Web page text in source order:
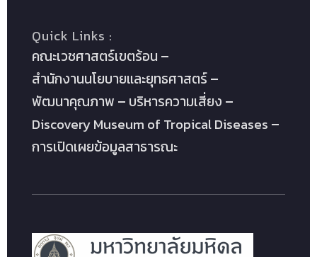
Quick Links :
คณะเวชศาสตร์เขตร้อน
สำนักงานนโยบายและยุทธศาสตร์
พัฒนาคุณภาพ
บริหารความเสี่ยง
Discovery Museum of Tropical Diseases
การเปิดเผยข้อมูลสาธารณะ